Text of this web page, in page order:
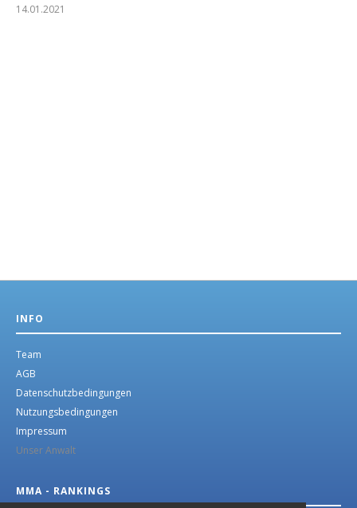
14.01.2021
INFO
Team
AGB
Datenschutzbedingungen
Nutzungsbedingungen
Impressum
Unser Anwalt
MMA - RANKINGS